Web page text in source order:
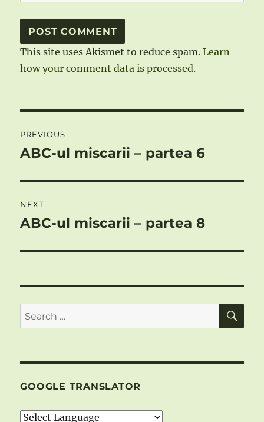
This site uses Akismet to reduce spam.Learn
how your comment data is processed.
navigation
PREVIOUS
Previous
ABC-ul miscarii – partea 6
NEXT
Next
ABC-ul miscarii – partea 8
Search
for:
GOOGLE TRANSLATOR